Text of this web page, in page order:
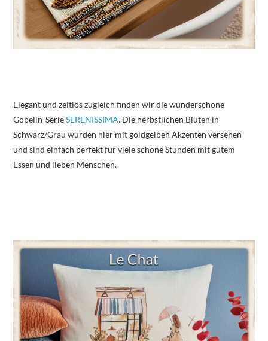
Elegant und zeitlos zugleich finden wir die wunderschöne
Gobelin-SerieSERENISSIMA. Die herbstlichen Blüten in
Schwarz/Grau wurden hier mit goldgelben Akzenten versehen
und sind einfach perfekt für viele schöne Stunden mit gutem
Essen und lieben Menschen.